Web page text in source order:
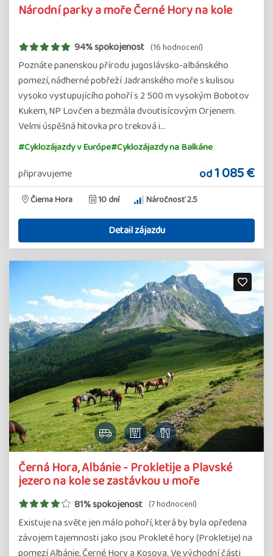
Národní parky a moře Černé Hory na kole
94% spokojenost (16 hodnocení)
Poznáte panenskou přírodu jugoslávsko-albánského
pomezí, nádherné pobřeží Jadranského moře s kulisou
vysoko vystupujícího pohoří s 2 500 m vysokým Bobotov
Kukem, NP Lovčen a bezmála dvoutisícovým Orjenem.
Velmi úspěšná hitovka pro treková i…
#Cyklozájazdy v Európe#Cyklozájazdy na Balkáne
připravujeme od1 085 €
Čierna Hora 10 dní Náročnosť 2.5
Detail zájazdu
Černá Hora, Albánie - Prokletije a Plavské
jezero na kole se zastávkou u moře
81% spokojenost (7 hodnocení)
Existuje na světe jen málo pohoří, která by byla opředena
závojem tajemnosti jako jsou Prokleté hory (Prokletije) na
pomezí Albánie, Černé Hory a Kosova. Ve východní části